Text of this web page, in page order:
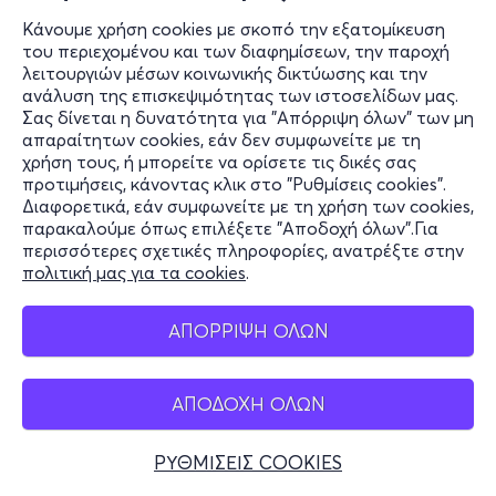
Κάνουμε χρήση cookies με σκοπό την εξατομίκευση
του περιεχομένου και των διαφημίσεων, την παροχή
λειτουργιών μέσων κοινωνικής δικτύωσης και την
ανάλυση της επισκεψιμότητας των ιστοσελίδων μας.
Σας δίνεται η δυνατότητα για "Απόρριψη όλων" των μη
απαραίτητων cookies, εάν δεν συμφωνείτε με τη
χρήση τους, ή μπορείτε να ορίσετε τις δικές σας
προτιμήσεις, κάνοντας κλικ στο "Ρυθμίσεις cookies".
Διαφορετικά, εάν συμφωνείτε με τη χρήση των cookies,
παρακαλούμε όπως επιλέξετε "Αποδοχή όλων".Για
περισσότερες σχετικές πληροφορίες, ανατρέξτε στην
πολιτική μας για τα cookies.
ΑΠΟΡΡΙΨΗ ΟΛΩΝ
ΑΠΟΔΟΧΗ ΟΛΩΝ
ΡΥΘΜΙΣΕΙΣ COOKIES
Τετ, 16/9
Maria Callas Museum
Μητροπόλεως 44, Αθήνα 10563
Maria Callas Museum - Αθήνα, Αττική
από 3€
Εισιτήρια
Maria Callas Museum
Μητροπόλεως 44, Αθήνα 10563
Maria Callas Museum - Αθήνα, Αττική